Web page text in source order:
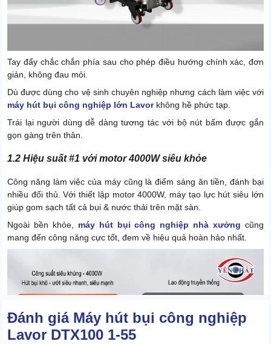
Tay đẩy chắc chắn phía sau cho phép điều hướng chính xác, đơn
giản, không đau mỏi.
Dù được dùng cho vệ sinh chuyên nghiệp nhưng cách làm việc với
máy hút bụi công nghiệp lớn Lavorkhông hề phức tạp.
Trái lại người dùng dễ dàng tương tác với bộ nút bấm được gắn
gọn gàng trên thân.
1.2 Hiệu suất #1 với motor 4000W siêu khỏe
Công năng làm việc của máy cũng là điểm sáng ăn tiền, đánh bại
nhiều đối thủ. Với thiết lập motor 4000W, máy tạo lực hút siêu lớn
giúp gom sạch tất cả bụi & nước thải trên mặt sàn.
Ngoài bền khỏe, máy hút bụi công nghiệp nhà xưởng cũng
mang đến công năng cực tốt, đem về hiệu quả hoàn hảo nhất.
Đánh giá Máy hút bụi công nghiệp
Lavor DTX100 1-55